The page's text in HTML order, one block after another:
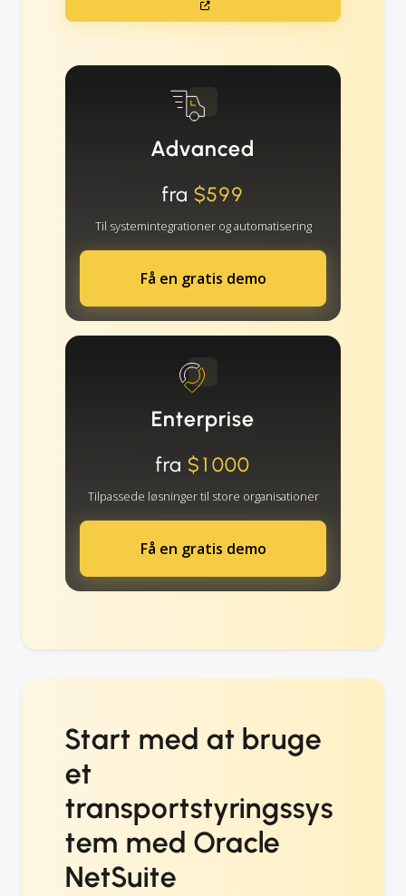
Advanced
fra $599
Til systemintegrationer og automatisering
Få en gratis demo
Enterprise
fra $1000
Tilpassede løsninger til store organisationer
Få en gratis demo
Start med at bruge
et
transportstyringssys
tem med Oracle
NetSuite